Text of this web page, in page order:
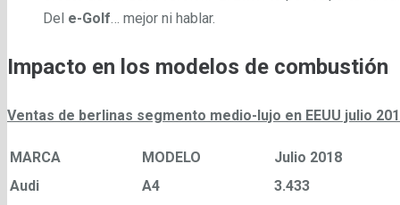
Del e-Golf… mejor ni hablar.
Impacto en los modelos de combustión
Ventas de berlinas segmento medio-lujo en EEUU julio
MARCA MODELO
Julio 2018
Audi
A4
3.433